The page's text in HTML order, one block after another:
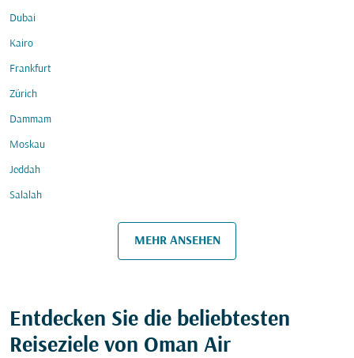
Dubai
Kairo
Frankfurt
Zürich
Dammam
Moskau
Jeddah
Salalah
MEHR ANSEHEN
Entdecken Sie die beliebtesten
Reiseziele von Oman Air